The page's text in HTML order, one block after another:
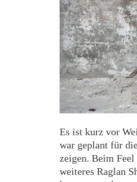
Es ist kurz vor
war geplant für
zeigen. Beim Feel
weiteres Raglan